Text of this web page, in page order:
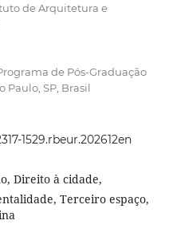
de Arquitetura e
de Pós-Graduação
Paulo, SP, Brasil
1529.rbeur.202612en
Direito à cidade,
Terceiro espaço,